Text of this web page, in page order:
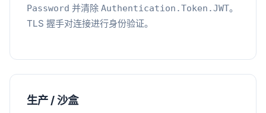
Password 并清除 Authentication.Token.JWT。
TLS 握手对连接进行身份验证。
生产 / 沙盒